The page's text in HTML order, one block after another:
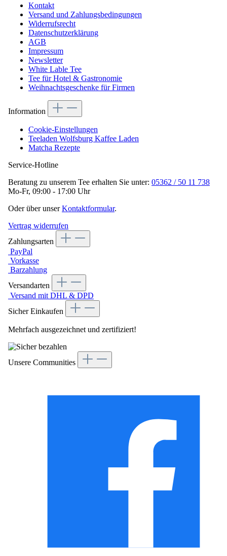
Kontakt
Versand und Zahlungsbedingungen
Widerrufsrecht
Datenschutzerklärung
AGB
Impressum
Newsletter
White Lable Tee
Tee für Hotel & Gastronomie
Weihnachtsgeschenke für Firmen
Information
Cookie-Einstellungen
Teeladen Wolfsburg Kaffee Laden
Matcha Rezepte
Service-Hotline
Beratung zu unserem Tee erhalten Sie unter: 05362 / 50 11 738
Mo-Fr, 09:00 - 17:00 Uhr
Oder über unserKontaktformular.
Vertrag widerrufen
Zahlungsarten
PayPal
Vorkasse
Barzahlung
Versandarten
Versand mit DHL & DPD
Sicher Einkaufen
Mehrfach ausgezeichnet und zertifiziert!
Unsere Communities